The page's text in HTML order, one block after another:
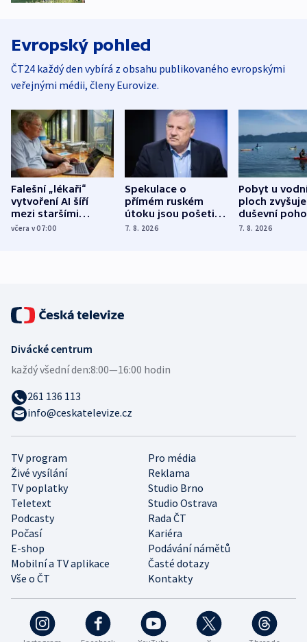
Evropský pohled
ČT24 každý den vybírá z obsahu publikovaného evropskými
veřejnými médii, členy Eurovize.
Falešní „lékaři“
vytvoření AI šíří
mezi staršími
Poláky nebezpečné
včera v 07:00
Spekulace o
přímém ruském
útoku jsou pošetilé,
míní estonský
7. 8. 2026
Pobyt u
ploch zvyšuje
duševní
ukázala
7. 8. 2026
TV program
Pro média
Živé vysílání
Reklama
TV poplatky
Studio Brno
Teletext
Studio Ostrava
Podcasty
Rada ČT
Počasí
Kariéra
E-shop
Podávání námětů
Mobilní a TV aplikace
Časté dotazy
Vše o ČT
Kontakty
Divácké centrum
každý všední den:8:00—16:00 hodin
261 136 113
info@ceskatelevize.cz